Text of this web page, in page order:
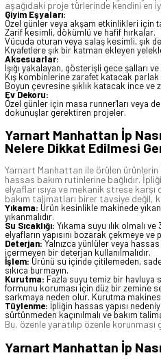
aşağıdaki proje türlerinde kendini en
Giyim Eşyaları:
Özel günler veya akşam etkinlikleri için
Zarif kesimli, dökümlü ve hafif hırkalar.
Vücuda oturan veya salaş kesimli, şık
Kıyafetlere şık bir katman ekleyen
Aksesuarlar:
Işığı yakalayan, gösterişli gece şalları
Kış kombinlerine zarafet katacak
Boyun çevresine şıklık katacak ince ve
Ev Dekoru:
Özel günler için masa runner'ları veya
dokunuşlar gerektiren projeler.
Yarnart Manhattan İp
Nelere Dikkat Edilmesi
Yarnart Manhattan ile örülen ürünlerin
hassas bakım rutinlerine bağlıdır.
elyaflar ısıya ve mekanik strese karşı
bakım talimatları birer tavsiye değil,
Yıkama: Ürün kesinlikle makinede
yıkanmalıdır.
Su Sıcaklığı: Yıkama suyu ılık olmalı
elyafların yapısını bozarak çekmeye ve
Deterjan:Yalnızca yünlüler veya
içermeyen bir deterjan kullanılmalıdır.
İşlem: Ürünü su içinde çitilemeden,
sıkıca burmayın.
Kurutma: Fazla suyu temiz bir havluya
formunu koruması için düz bir zemine
sarkmaya neden olur. Kurutma
Tüylenme: İpliğin hassas yapısı
sürtünmeden kaçınılmalı ve bakım
Bu, özenle yaratılıp özenle
Yarnart Manhattan İp